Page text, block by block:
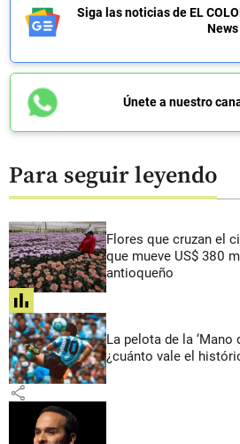
Siga las noticias de EL
News
Únete a nuestro
Para seguir leyendo
Flores que cruzan el
que mueve US$ 380
antioqueño
share
La pelota de la ‘Mano
¿cuánto vale el
share